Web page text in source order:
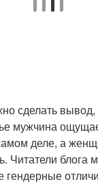
сделать вывод,
мужчина
деле, а
Читатели блога
гендерные